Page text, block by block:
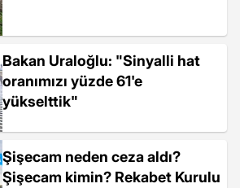
Bakan Uraloğlu: "Sinyalli hat
oranımızı yüzde 61'e
yükselttik"
Şişecam neden ceza aldı?
Şişecam kimin? Rekabet Kurulu